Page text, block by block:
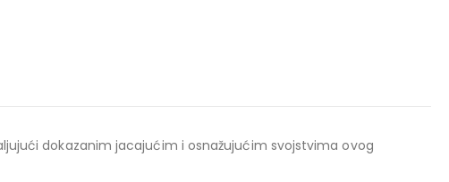
dokazanim jacajućim i osnažujućim svojstvima ovog